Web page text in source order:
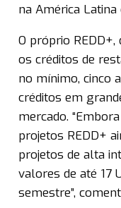
na América
O próprio
os créditos de
no mínimo, cinco
créditos em
mercado.
projetos REDD+
projetos de alta
valores de até 17
semestre”,